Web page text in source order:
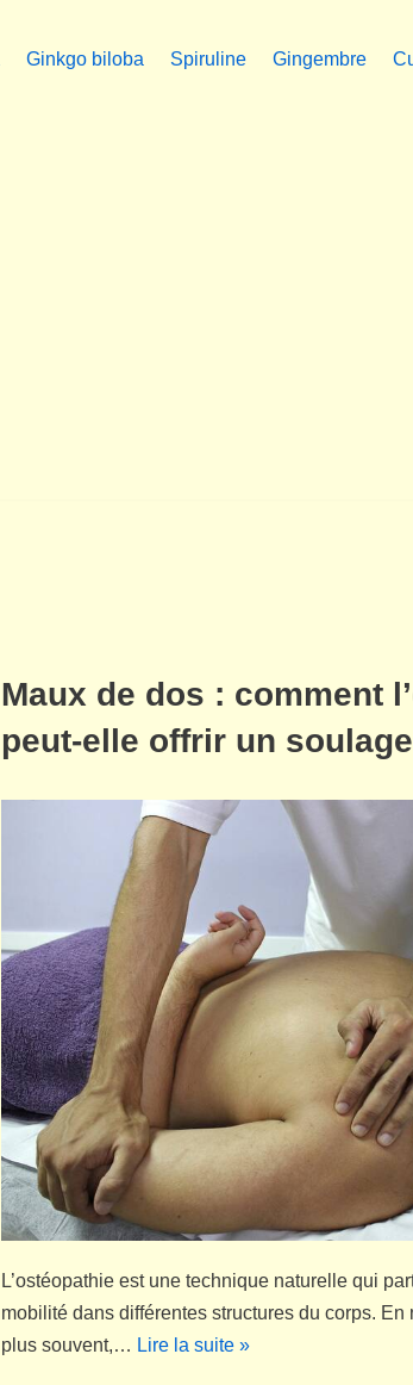
Ginkgo biloba Spiruline Gingembre
Maux de dos : comment
peut-elle offrir un
L’ostéopathie est une technique naturelle qui
mobilité dans différentes structures du corps.
plus souvent,… Lire la suite »